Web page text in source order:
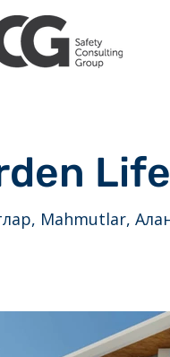
Mahmutlar,